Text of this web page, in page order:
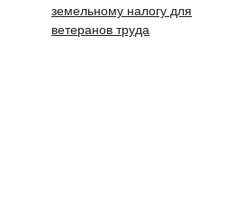
земельному налогу для
ветеранов труда